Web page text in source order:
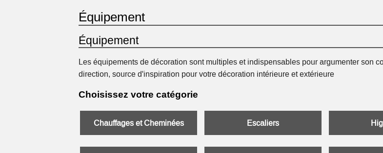
Équipement
Équipement
Les équipements de décoration sont multiples et indispensables pour argumenter son
direction, source d'inspiration pour votre décoration intérieure et extérieure
Choisissez votre catégorie
Chauffages et Cheminées Escaliers